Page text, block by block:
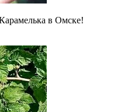
в Омске!